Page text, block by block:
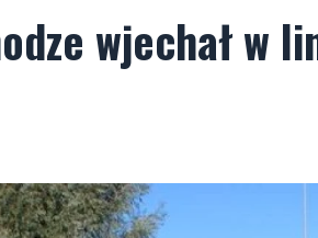
wjechał w